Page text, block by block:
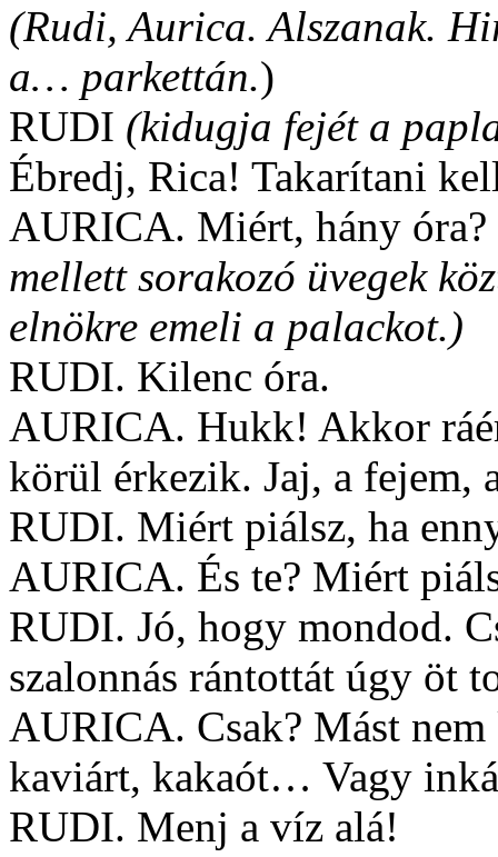
(Rudi, Aurica. Alszanak.
a… parkettán.)
RUDI (kidugja fejét a
Ébredj, Rica! Takarítani
AURICA. Miért, hány óra?
mellett sorakozó üvegek
elnökre emeli a palackot.)
RUDI. Kilenc óra.
AURICA. Hukk! Akkor
körül érkezik. Jaj, a fejem,
RUDI. Miért piálsz, ha
AURICA. És te? Miért
RUDI. Jó, hogy mondod.
szalonnás rántottát úgy öt
AURICA. Csak? Mást
kaviárt, kakaót… Vagy
RUDI. Menj a víz alá!